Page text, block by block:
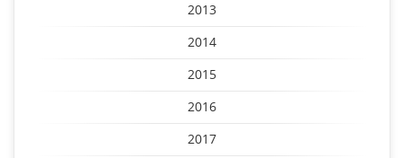
2013
2014
2015
2016
2017